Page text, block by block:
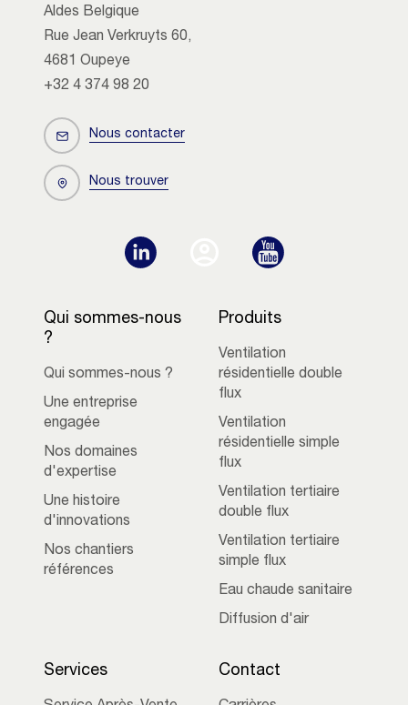
Aldes Belgique
Rue Jean Verkruyts 60,
4681 Oupeye
+32 4 374 98 20
Nous contacter
Nous trouver
Qui sommes-nous
?
Qui sommes-nous ?
Une entreprise
engagée
Nos domaines
d'expertise
Une histoire
d'innovations
Nos chantiers
références
Produits
Ventilation
résidentielle double
flux
Ventilation
résidentielle simple
flux
Ventilation tertiaire
double flux
Ventilation tertiaire
simple flux
Eau chaude sanitaire
Diffusion d'air
Services Contact